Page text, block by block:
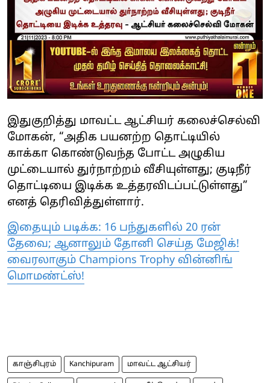
இதுகுறித்து மாவட்ட ஆட்சியர் கலைச்செல்வி
மோகன், “அதிக பயனற்ற தொட்டியில்
காக்கா கொண்டுவந்த போட்ட அழுகிய
முட்டையால் துர்நாற்றம் வீசியுள்ளது; குடிநீர்
தொட்டியை இடிக்க உத்தரவிடப்பட்டுள்ளது”
எனத் தெரிவித்துள்ளார்.
இதையும் படிக்க: 16 பந்துகளில் 20 ரன்
தேவை; ஆனாலும் தோனி செய்த மேஜிக்!
வைரலாகும் Champions Trophy வின்னிங்
மொமண்ட்ஸ்!
காஞ்சிபுரம் Kanchipuram மாவட்ட ஆட்சியர்